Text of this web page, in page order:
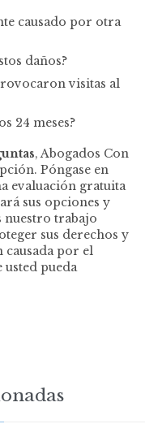
causado por otra
daños?
visitas al
24 meses?
, Abogados Con
Póngase en
evaluación gratuita
sus opciones y
nuestro trabajo
sus derechos y
por el
usted pueda